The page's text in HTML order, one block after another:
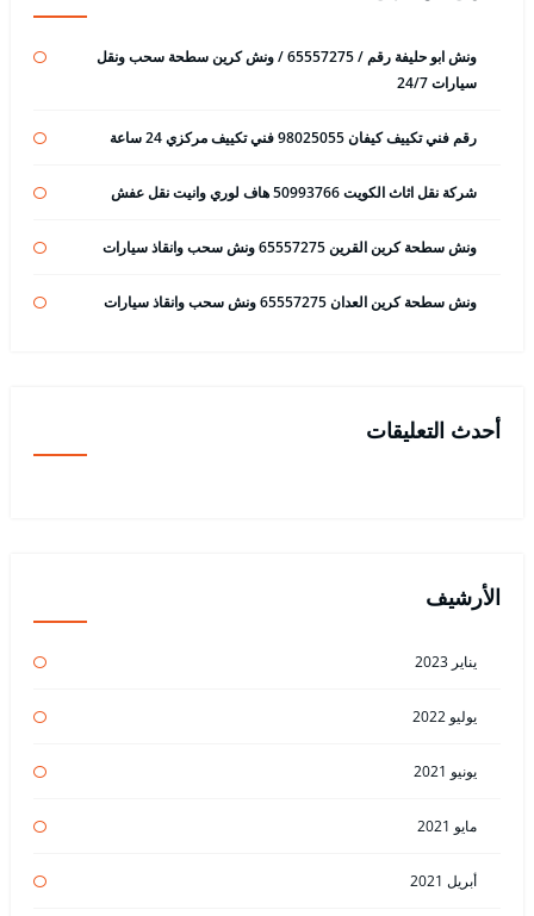
ونش ابو حليفة رقم / 65557275 / ونش كرين سطحة سحب ونقل
سيارات 24/7
رقم فني تكييف كيفان 98025055 فني تكييف مركزي 24 ساعة
شركة نقل اثاث الكويت 50993766 هاف لوري وانيت نقل عفش
ونش سطحة كرين القرين 65557275 ونش سحب وانقاذ سيارات
ونش سطحة كرين العدان 65557275 ونش سحب وانقاذ سيارات
أحدث التعليقات
الأرشيف
يناير 2023
يوليو 2022
يونيو 2021
مايو 2021
أبريل 2021